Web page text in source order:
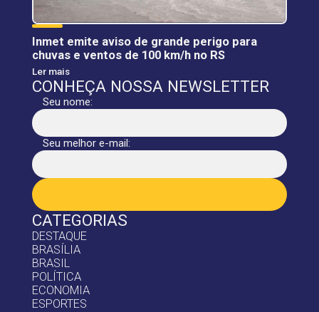
CATEGORIAS
DESTAQUE
BRASÍLIA
BRASIL
POLÍTICA
ECONOMIA
ESPORTES
Inmet emite aviso de grande perigo para
chuvas e ventos de 100 km/h no RS
Ler mais
CONHEÇA NOSSA NEWSLETTER
Seu nome:
Seu melhor e-mail: